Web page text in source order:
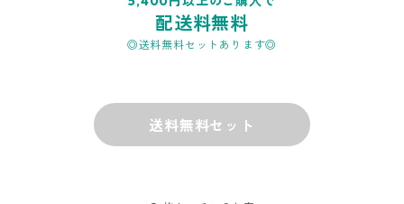
配送料無料
◎送料無料セットあります◎
送料無料セット